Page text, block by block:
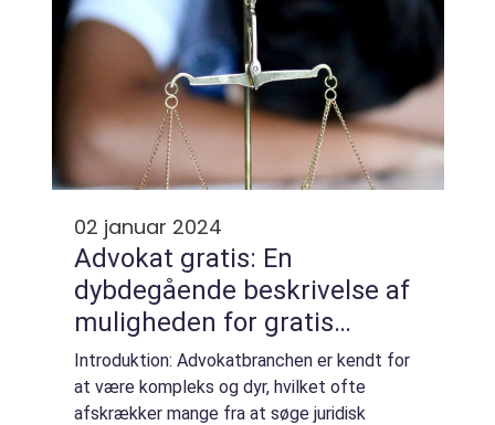
02 januar 2024
Advokat gratis: En
dybdegående beskrivelse af
muligheden for gratis
juridisk rådgivning
Introduktion: Advokatbranchen er kendt for
at være kompleks og dyr, hvilket ofte
afskrækker mange fra at søge juridisk